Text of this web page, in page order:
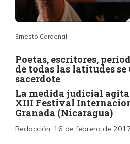
Ernesto Cardenal
Poetas, escritores,
de todas las latitudes
sacerdote
La medida judicial
XIII Festival
Granada (Nicaragua)
Redacción, 16 de febrero de